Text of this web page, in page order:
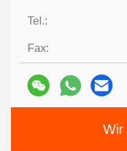
Tel.:
Fax:
Wir